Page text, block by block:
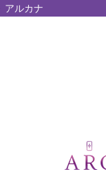
アルカナ